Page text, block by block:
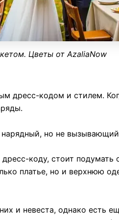
Цветы от AzaliaNow
дресс-кодом и стилем.
нарядный, но не
коду, стоит подумать
платье, но и верхнюю
и невеста, однако есть